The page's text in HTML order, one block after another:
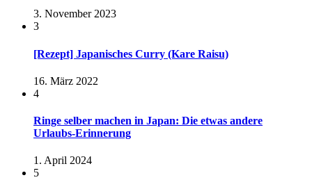
3. November 2023
3
[Rezept] Japanisches Curry (Kare Raisu)
16. März 2022
4
Ringe selber machen in Japan: Die etwas andere
Urlaubs-Erinnerung
1. April 2024
5